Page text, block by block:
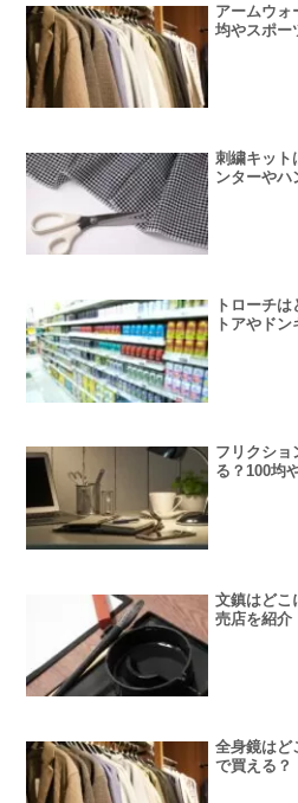
アームウォ
均やスポー
刺繍キット
ンターやハ
トローチ
トアやドン
フリクショ
る？100均
文鎮はどこ
売店を紹介
全身鏡はど
で買える？